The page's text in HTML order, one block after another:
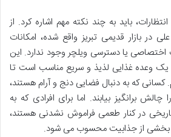
باید به چند نکته مهم اشاره کرد. از
در بازار قدیمی تبریز واقع شده، امکانات
اختصاصی یا دسترسی ویلچر وجود ندارد. این
یک وعده غذایی لذیذ و سریع مناسب است تا
که به دنبال فضایی دنج و آرام هستند،
برانگیز بیابند. اما برای افرادی که به
در کنار طعمی فراموش نشدنی هستند،
بخشی از جذابیت محسوب می شود.